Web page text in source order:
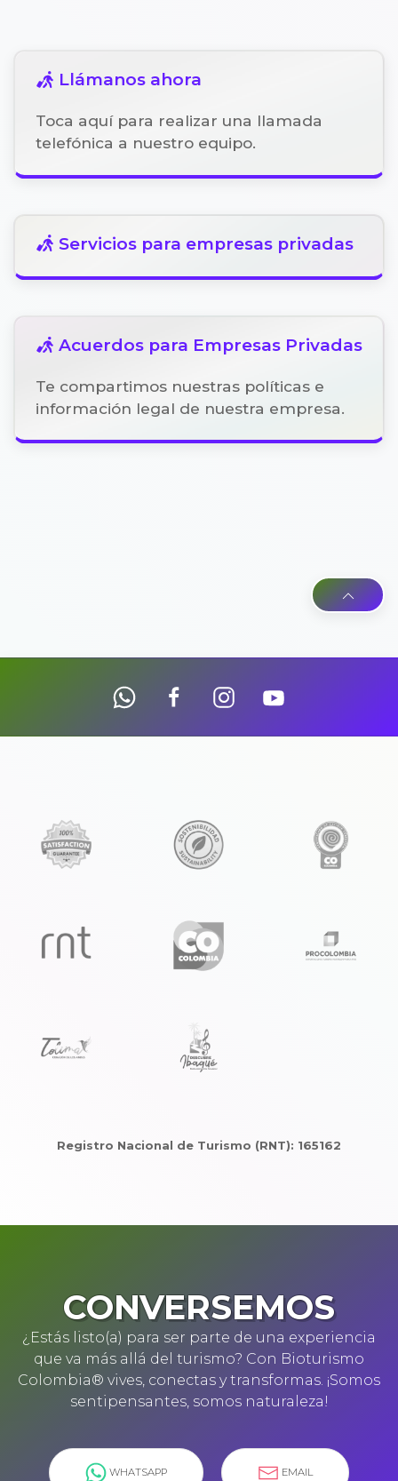
Llámanos ahora
Toca aquí para realizar una llamada
telefónica a nuestro equipo.
Servicios para empresas privadas
Acuerdos para Empresas Privadas
Te compartimos nuestras políticas e
información legal de nuestra empresa.
Registro Nacional de Turismo (RNT): 165162
CONVERSEMOS
¿Estás listo(a) para ser parte de una experiencia
que va más allá del turismo? Con Bioturismo
Colombia® vives, conectas y transformas. ¡Somos
sentipensantes, somos naturaleza!
WHATSAPP EMAIL